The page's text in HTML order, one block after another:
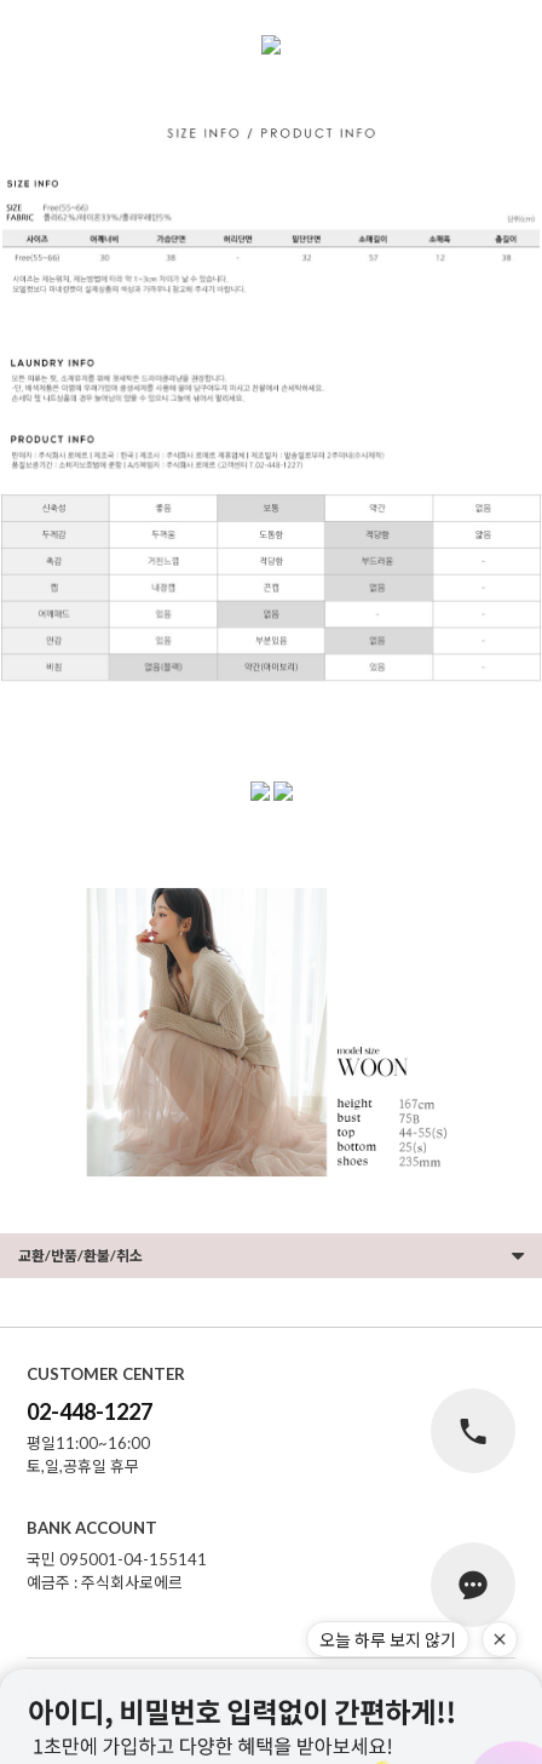
교환/반품/환불/취소
CUSTOMER CENTER
02-448-1227
평일11:00~16:00
토,일,공휴일 휴무
BANK ACCOUNT
국민 095001-04-155141
예금주 : 주식회사로에르
주식회사 로에르
서울특별시 성동구 자동차시장3길 39, 남궁빌딩 201호
대표최선주 개인정보 보호책임자최선주
오늘 하루 보지 않기